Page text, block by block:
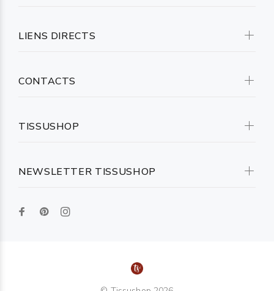
NEWSLETTER TISSUSHOP
LIENS DIRECTS
CONTACTS
TISSUSHOP